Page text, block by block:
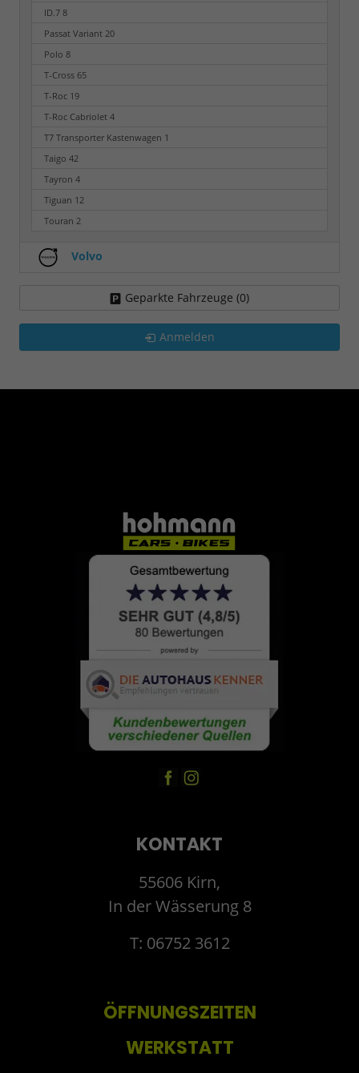
ID.7 8
Passat Variant 20
Polo 8
T-Cross 65
T-Roc 19
T-Roc Cabriolet 4
T7 Transporter Kastenwagen 1
Taigo 42
Tayron 4
Tiguan 12
Touran 2
Volvo
Geparkte Fahrzeuge (0)
Anmelden
KONTAKT
55606 Kirn,
In der Wässerung 8
T: 06752 3612
ÖFFNUNGSZEITEN
WERKSTATT